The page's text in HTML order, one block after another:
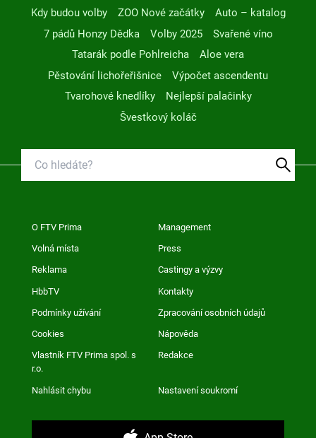
Kdy budou volby
ZOO Nové začátky
Auto – katalog
7 pádů Honzy Dědka
Volby 2025
Svařené víno
Tatarák podle Pohlreicha
Aloe vera
Pěstování lichořeřišnice
Výpočet ascendentu
Tvarohové knedlíky
Nejlepší palačinky
Švestkový koláč
O FTV Prima Management
Volná místa Press
Reklama Castingy a výzvy
HbbTV Kontakty
Podmínky užívání Zpracování osobních údajů
Cookies Nápověda
Vlastník FTV Prima spol. s
r.o.
Redakce
Nahlásit chybu Nastavení soukromí